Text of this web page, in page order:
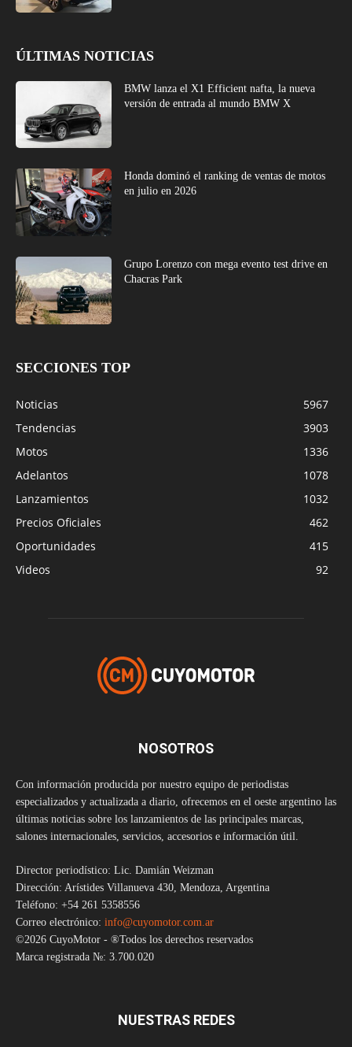
ÚLTIMAS NOTICIAS
BMW lanza el X1 Efficient nafta, la nueva
versión de entrada al mundo BMW X
Honda dominó el ranking de ventas de motos
en julio en 2026
Grupo Lorenzo con mega evento test drive en
Chacras Park
SECCIONES TOP
Noticias
5967
Tendencias
3903
Motos
1336
Adelantos
1078
Lanzamientos
1032
Precios Oficiales
462
Oportunidades
415
Videos
92
NOSOTROS
Con información producida por nuestro equipo de periodistas
especializados y actualizada a diario, ofrecemos en el oeste argentino las
últimas noticias sobre los lanzamientos de las principales marcas,
salones internacionales, servicios, accesorios e información útil.
Director periodístico: Lic. Damián Weizman
Dirección: Arístides Villanueva 430, Mendoza, Argentina
Teléfono: +54 261 5358556
Correo electrónico: info@cuyomotor.com.ar
©2026 CuyoMotor - ®Todos los derechos reservados
Marca registrada №: 3.700.020
NUESTRAS REDES